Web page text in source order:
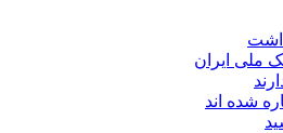
شده اند